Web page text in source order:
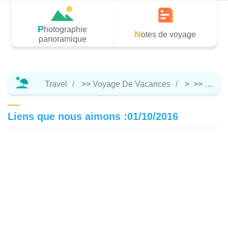
Photographie
panoramique
Notes de voyage
Travel >> Voyage De Vacances > >>
Liens que nous aimons :01/10/2016